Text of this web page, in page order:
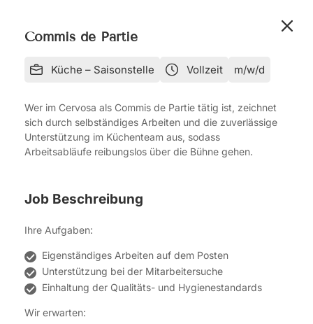
Commis de Partie
Küche – Saisonstelle Vollzeit m/w/d
Wer im Cervosa als Commis de Partie tätig ist, zeichnet
sich durch selbständiges Arbeiten und die zuverlässige
Unterstützung im Küchenteam aus, sodass
Arbeitsabläufe reibungslos über die Bühne gehen.
Job Beschreibung
Ihre Aufgaben:
Eigenständiges Arbeiten auf dem Posten
Unterstützung bei der Mitarbeitersuche
Einhaltung der Qualitäts- und Hygienestandards
Wir erwarten: